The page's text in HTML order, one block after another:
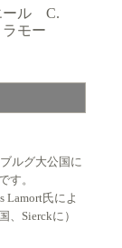
ール C.
モー
ルグ大公国に
す。
Lamort氏によ
、Sierckに）